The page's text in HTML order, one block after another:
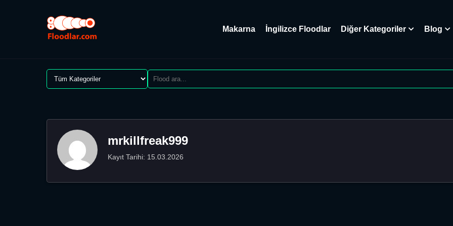
Makarna İngilizce Floodlar Diğer Kategoriler Blog
mrkillfreak999
Kayıt Tarihi: 15.03.2026